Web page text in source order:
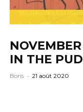
IN THE
Boris · 21 août 2020